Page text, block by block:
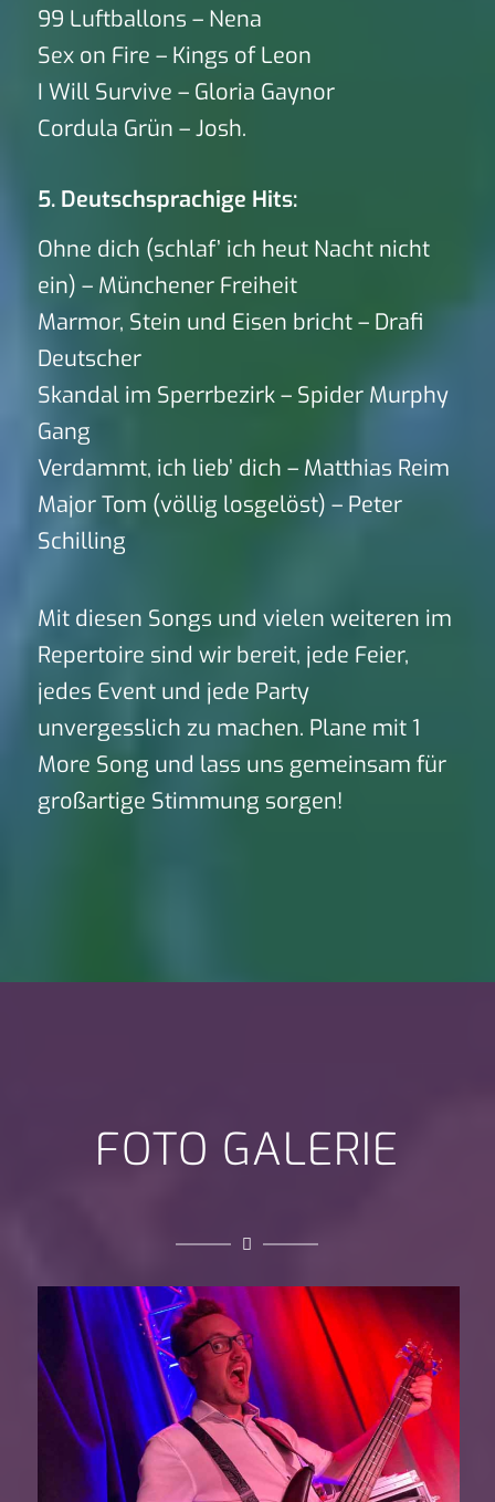
99 Luftballons – Nena
Sex on Fire – Kings of Leon
I Will Survive – Gloria Gaynor
Cordula Grün – Josh.
5. Deutschsprachige Hits:
Ohne dich (schlaf’ ich heut Nacht nicht
ein) – Münchener Freiheit
Marmor, Stein und Eisen bricht – Drafi
Deutscher
Skandal im Sperrbezirk – Spider Murphy
Gang
Verdammt, ich lieb’ dich – Matthias Reim
Major Tom (völlig losgelöst) – Peter
Schilling
Mit diesen Songs und vielen weiteren im
Repertoire sind wir bereit, jede Feier,
jedes Event und jede Party
unvergesslich zu machen. Plane mit 1
More Song und lass uns gemeinsam für
großartige Stimmung sorgen!
FOTO GALERIE